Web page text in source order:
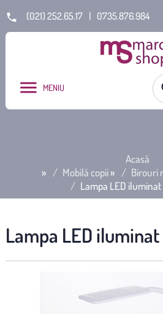
(021) 252.65.17 | 0735.876.984
MENIU
Acasă
»
Mobilă copii» Birouri
Lampa LED
Lampa LED